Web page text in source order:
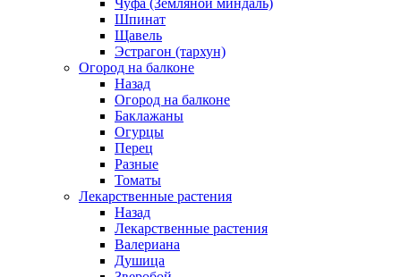
Чуфа (Земляной миндаль)
Шпинат
Щавель
Эстрагон (тархун)
Огород на балконе
Назад
Огород на балконе
Баклажаны
Огурцы
Перец
Разные
Томаты
Лекарственные растения
Назад
Лекарственные растения
Валериана
Душица